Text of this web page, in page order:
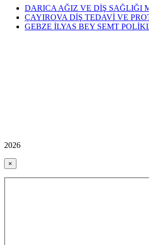
DARICA AĞIZ VE DİŞ SAĞLIĞI
ÇAYIROVA DİŞ TEDAVİ VE
GEBZE İLYAS BEY SEMT
2026
×